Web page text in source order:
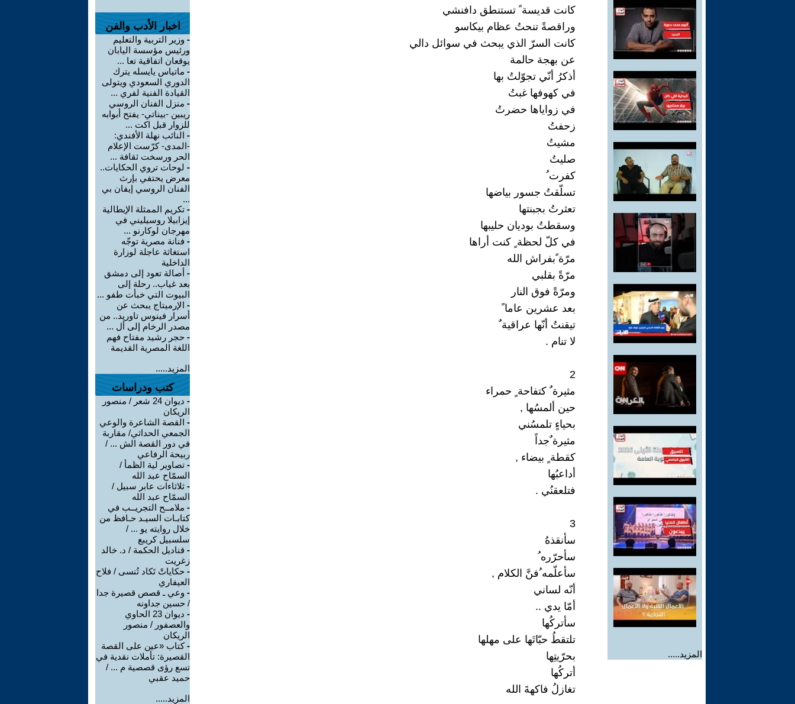
المزيد.....
كانت قديسة ً تستنطق دافنشي
وراقصةً تنحتُ عظام بيكاسو
كانت السرّ الذي يبحث في سوائل دالي
عن بهجة حالمة
أذكرُ أنّي تجوّلتُ بها
في كهوفها غبتُ
في زواياها حضرتُ
زحفتُ
مشيتُ
صليتُ
كفرت ُ
تسلّقتُ جسور بياضها
تعثرتُ بجبنتها
وسقطتُ بوديان حليبها
في كلّ لحظة ٍ كنت أراها
مرّة ًبفراش الله
مرّةً بقلبي
ومرّةً فوق النار
بعد عشرين عاما ً
تيقنتُ أنّها عراقية ٌ
لا تنام .
2
مثيرة ٌ كتفاحة ٍ حمراء
حين ألمسُها ,
بحياءٍ تلمسُني
مثيرة ٌجداً
كقطة ٍ بيضاء ,
أداعبُها
فتلعقنُي .
3
سأنقذهُ
سأحرّره ُ
سأعلّمه ُفنَّ الكلام ,
أنّه لساني
أمّا يدي ..
سأتركُها
تلتقطُ حبّاتَها على مهلها
بحرّيتِها
أتركُها
تغازلُ فاكهةَ الله
اخبار الأدب والفن
- وزير التربية والتعليم
ورئيس مؤسسة اليابان
يوقعان اتفاقية تعا ...
- ماتياس يايسله يترك
الدوري السعودي ويتولى
القيادة الفنية لفري ...
- منزل الفنان الروسي
ريبين -بيناتي- يفتح أبوابه
للزوار قبل اكت ...
- النائب نهلة الأفندي:
-المدى- كرّست الإعلام
الحر ورسخت ثقافة ...
- لوحات تروي الحكايات..
معرض يحتفي بإرث
الفنان الروسي إيفان بي
...
- تكريم الممثلة الإيطالية
إيزابيلا روسيليني في
مهرجان لوكارنو ...
- فنانة مصرية توجّه
استغاثة عاجلة لوزارة
الداخلية
- أصالة تعود إلى دمشق
بعد غياب.. رحلة إلى
البيوت التي خبأت طفو ...
- الإرميتاج يبحث عن
أسرار فينوس تاوريد.. من
مصدر الرخام إلى أل ...
- حجر رشيد مفتاح فهم
اللغة المصرية القديمة
المزيد.....
كتب ودراسات
-
ديوان 24 شعر / منصور
الريكان
- القصة الشاعرة والوعي
الجمعي الحداثي/ مقاربة
في دور القصة الش ... /
ربيحة الرفاعي
- تصاوير لية الظمأ /
السمّاح عبد الله
- ثلاثاءات عابر سبيل /
السمّاح عبد الله
- ملامــح التجريــب في
كتابـات السيـد حـافظ من
خلال روايته يو ... /
سلسبيل كريبع
- قناديل الحكمة / د. خالد
زغريت
- حكاياتْ تَكاد تُنسى / فلاح
العيفاري
- وعي ـ قصص قصيرة جدا
/ حسين جداونه
-
ديوان 23 الحاوي
والعصفور / منصور
الريكان
-كتاب «عين على القصة
القصيرة: تأملات نقدية في
تسع رؤى قصصية م ... /
حميد عقبي
المزيد.....